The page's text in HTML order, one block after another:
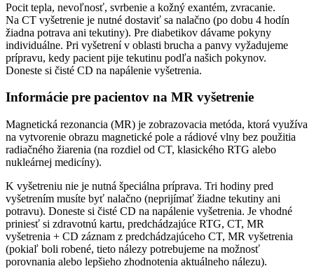
Pocit tepla, nevoľnosť, svrbenie a kožný exantém, zvracanie.
Na CT vyšetrenie je nutné dostaviť sa nalačno (po dobu 4 hodín
žiadna potrava ani tekutiny). Pre diabetikov dávame pokyny
individuálne. Pri vyšetrení v oblasti brucha a panvy vyžadujeme
prípravu, kedy pacient pije tekutinu podľa našich pokynov.
Doneste si čisté CD na napálenie vyšetrenia.
Informácie pre pacientov na MR vyšetrenie
Magnetická rezonancia (MR) je zobrazovacia metóda, ktorá využíva
na vytvorenie obrazu magnetické pole a rádiové vlny bez použitia
radiačného žiarenia (na rozdiel od CT, klasického RTG alebo
nukleárnej medicíny).
K vyšetreniu nie je nutná špeciálna príprava. Tri hodiny pred
vyšetrením musíte byť nalačno (neprijímať žiadne tekutiny ani
potravu). Doneste si čisté CD na napálenie vyšetrenia. Je vhodné
priniesť si zdravotnú kartu, predchádzajúce RTG, CT, MR
vyšetrenia + CD záznam z predchádzajúceho CT, MR vyšetrenia
(pokiaľ boli robené, tieto nálezy potrebujeme na možnosť
porovnania alebo lepšieho zhodnotenia aktuálneho nálezu).